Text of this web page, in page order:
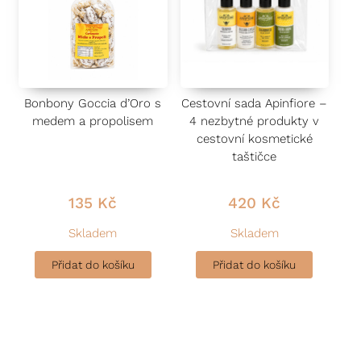
Bonbony Goccia d’Oro s
medem a propolisem
135 Kč
Skladem
Přidat do košíku
Cestovní sada Apinfiore –
4 nezbytné produkty v
cestovní kosmetické
taštičce
420 Kč
Skladem
Přidat do košíku